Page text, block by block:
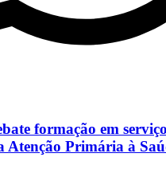
formação em
Atenção Primária à